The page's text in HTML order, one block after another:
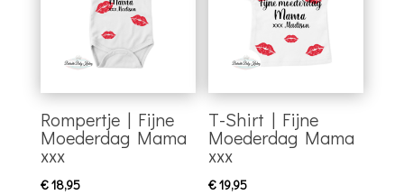
Rompertje | Fijne
Moederdag Mama
xxx
€18,95
T-Shirt | Fijne
Moederdag Mama
xxx
€19,95